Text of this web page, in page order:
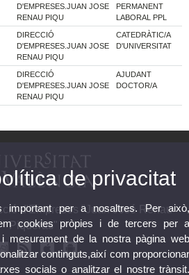
D'EMPRESES.JUAN JOSE
RENAU PIQU
PERMANENT
LABORAL PPL
DIRECCIÓ
D'EMPRESES.JUAN JOSE
RENAU PIQU
CATEDRÀTIC/A
D'UNIVERSITAT
DIRECCIÓ
D'EMPRESES.JUAN JOSE
RENAU PIQU
AJUDANT
DOCTOR/A
d'Empreses "Juan José Renau
Piqueras"
de privacitat
important per a nosaltres. Per
cookies pròpies i de tercers per
mesurament de la nostra pàgina
continguts,així com
socials o analitzar el nostre